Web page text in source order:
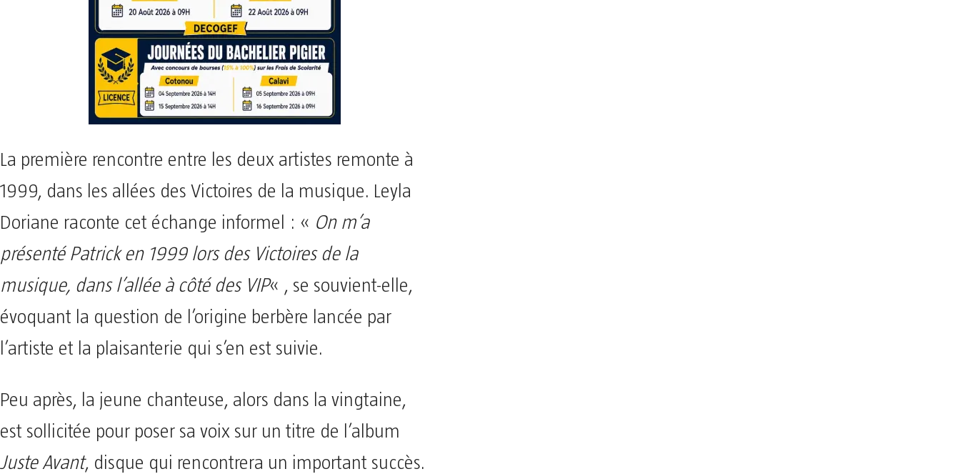
La première rencontre entre les deux artistes remonte à
1999, dans les allées des Victoires de la musique. Leyla
Doriane raconte cet échange informel : « On m’a
présenté Patrick en 1999 lors des Victoires de la
musique, dans l’allée à côté des VIP« , se souvient-elle,
évoquant la question de l’origine berbère lancée par
l’artiste et la plaisanterie qui s’en est suivie.
Peu après, la jeune chanteuse, alors dans la vingtaine,
est sollicitée pour poser sa voix sur un titre de l’album
Juste Avant, disque qui rencontrera un important succès.